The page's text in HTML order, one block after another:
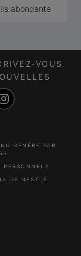
abondante
VOUS
GÉNÉRÉ PAR
PERSONNELS
DE NESTLÉ